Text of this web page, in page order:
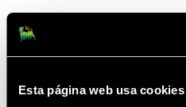
Esta página web usa cookies